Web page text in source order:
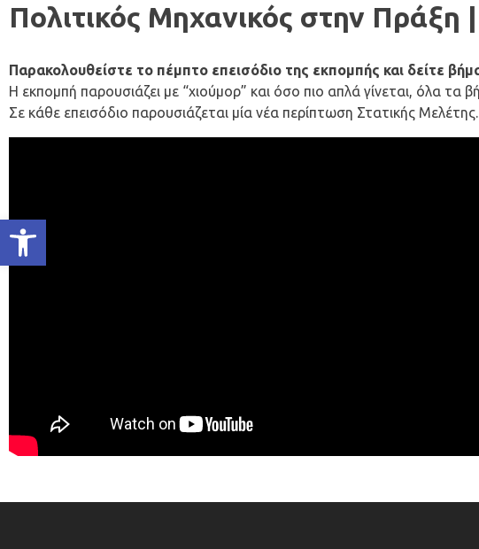
Ανοίξτε τη γραμμή εργαλείων
Πολιτικός Μηχανικός στην Πράξη
Παρακολουθείστε το πέμπτο επεισόδιο της εκπομπής και δείτε
Η εκπομπή παρουσιάζει με “χιούμορ” και όσο πιο απλά γίνεται, όλα
Σε κάθε επεισόδιο παρουσιάζεται μία νέα περίπτωση Στατικής Μελέτης.